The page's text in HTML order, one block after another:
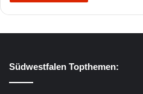
Südwestfalen Topthemen: